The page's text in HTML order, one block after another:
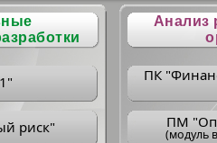
риск"
Анализ
ПК
ПM
(модуль